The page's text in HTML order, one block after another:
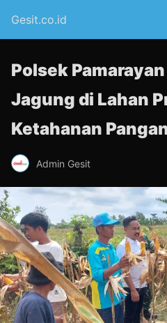
Gesit.co.id
Polsek
Jagung di Lahan
Ketahanan
Admin Gesit